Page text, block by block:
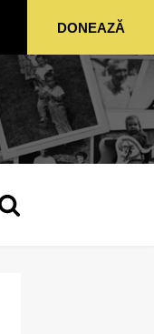
DONEAZĂ